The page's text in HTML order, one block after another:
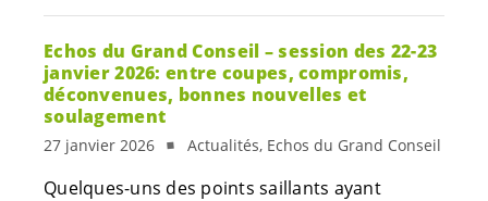
Echos du Grand Conseil – session des 22-23
janvier 2026: entre coupes, compromis,
déconvenues, bonnes nouvelles et
soulagement
27 janvier 2026 Actualités, Echos du Grand Conseil
Quelques-uns des points saillants ayant